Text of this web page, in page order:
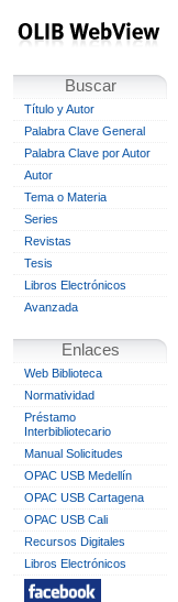
Buscar
Título y Autor
Palabra Clave General
Palabra Clave por Autor
Autor
Tema o Materia
Series
Revistas
Tesis
Libros Electrónicos
Avanzada
Enlaces
Web Biblioteca
Normatividad
Préstamo
Interbibliotecario
Manual Solicitudes
OPAC USB Medellín
OPAC USB Cartagena
OPAC USB Cali
Recursos Digitales
Libros Electrónicos